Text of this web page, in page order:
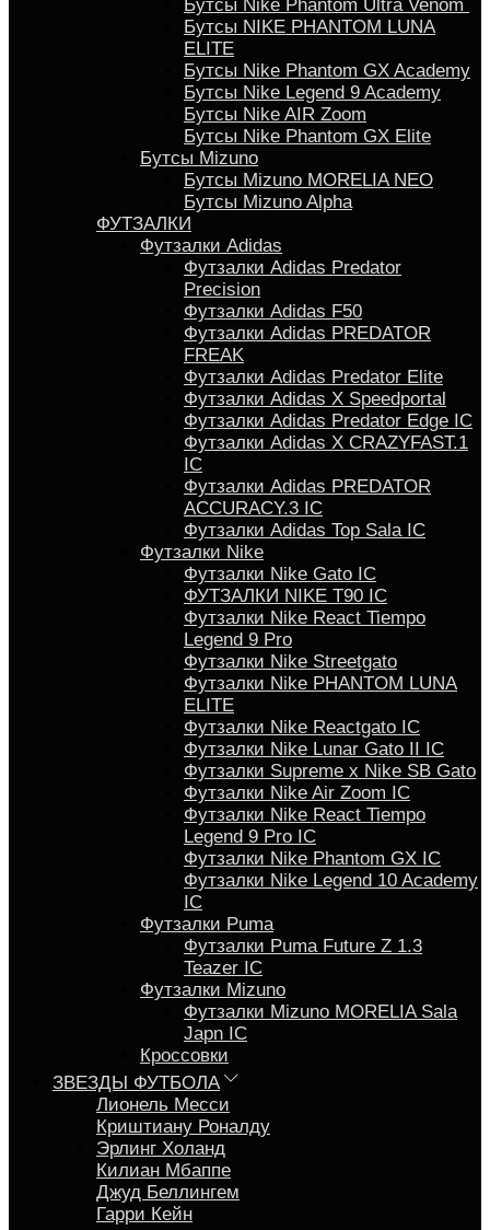
Бутсы Nike Phantom Ultra Venom
Бутсы NIKE PHANTOM LUNA
ELITE
Бутсы Nike Phantom GX Academy
Бутсы Nike Legend 9 Academy
Бутсы Nike AIR Zoom
Бутсы Nike Phantom GX Elite
Бутсы Mizuno
Бутсы Mizuno MORELIA NEO
Бутсы Mizuno Alpha
ФУТЗАЛКИ
Футзалки Adidas
Футзалки Adidas Predator
Precision
Футзалки Adidas F50
Футзалки Adidas PREDATOR
FREAK
Футзалки Adidas Predator Elite
Футзалки Аdidas X Speedportal
Футзалки Adidas Predator Edge IC
Футзалки Adidas X CRAZYFAST.1
IC
Футзалки Adidas PREDATOR
ACCURACY.3 IC
Футзалки Аdidas Top Sala IC
Футзалки Nike
Футзалки Nike Gato IC
ФУТЗАЛКИ NIKE T90 IC
Футзалки Nike React Tiempo
Legend 9 Pro
Футзалки Nike Streetgato
Футзалки Nike PHANTOM LUNA
ELITE
Футзалки Nike Reactgato IC
Футзалки Nike Lunar Gato II IC
Футзалки Supreme x Nike SB Gato
Футзалки Nike Air Zoom IC
Футзалки Nike React Tiempo
Legend 9 Pro IC
Футзалки Nike Phantom GX IC
Футзалки Nike Legend 10 Academy
IC
Футзалки Puma
Футзалки Puma Future Z 1.3
Teazer IC
Футзалки Mizuno
Футзалки Mizuno MORELIA Sala
Japn IC
Кроссовки
ЗВЕЗДЫ ФУТБОЛА
Лионель Месси
Криштиану Роналду
Эрлинг Холанд
Килиан Мбаппе
Джуд Беллингем
Гарри Кейн